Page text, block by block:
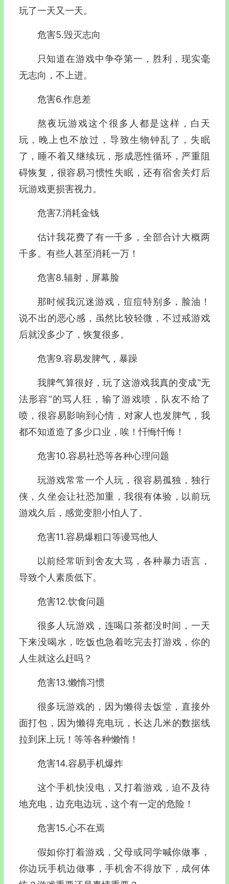
玩了一天又一天。
危害5.毁灭志向
只知道在游戏中争夺第一，胜利，现实毫
无志向，不上进。
危害6.作息差
熬夜玩游戏这个很多人都是这样，白天
玩，晚上也不放过，导致生物钟乱了，失眠
了，睡不着又继续玩，形成恶性循环，严重阻
碍恢复，很容易习惯性失眠，还有宿舍关灯后
玩游戏更损害视力。
危害7.消耗金钱
估计我花费了有一千多，全部合计大概两
千多。有些人甚至消耗一万！
危害8.辐射，屏幕脸
那时候我沉迷游戏，痘痘特别多，脸油！
说不出的恶心感，虽然比较轻微，不过戒游戏
后就没多少了，恢复很多。
危害9.容易发脾气，暴躁
我脾气算很好，玩了这游戏我真的变成“无
法形容”的骂人狂，输了游戏喷，队友不给了
喷，很容易影响到心情，对家人也发脾气，我
都不知道造了多少口业，唉！忏悔忏悔！
危害10.容易社恐等各种心理问题
玩游戏常常一个人玩，很容易孤独，独行
侠，久坐会让社恐加重，我很有体验，以前玩
游戏久后，感觉变胆小怕人了。
危害11.容易爆粗口等谩骂他人
以前经常听到舍友大骂，各种暴力语言，
导致个人素质低下。
危害12.饮食问题
很多人玩游戏，连喝口茶都没时间，一天
下来没喝水，吃饭也急着吃完去打游戏，你的
人生就这么赶吗？
危害13.懒惰习惯
很多玩游戏的，因为懒得去饭堂，直接外
面打包，因为懒得充电玩，长达几米的数据线
拉到床上玩！等等各种懒惰！
危害14.容易手机爆炸
这个手机快没电，又打着游戏，迫不及待
地充电，边充电边玩，这个有一定的危险！
危害15.心不在焉
假如你打着游戏，父母或同学喊你做事，
你边玩手机边做事，手机舍不得放下，成何体